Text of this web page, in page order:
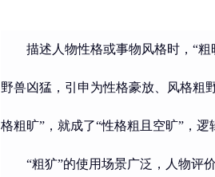
描述人物性格或事物风格时， “粗
野兽凶猛，引申为性格豪放、风格粗
格粗旷”，就成了“性格粗且空旷”，逻
“粗犷”的使用场景广泛，人物评